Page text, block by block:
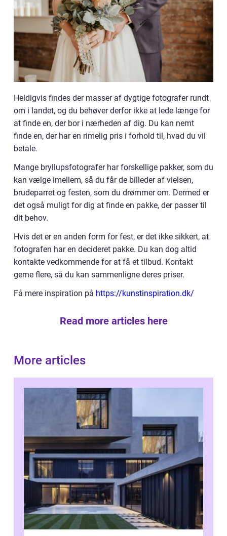
Heldigvis findes der masser af dygtige fotografer rundt
om i landet, og du behøver derfor ikke at lede længe for
at finde en, der bor i nærheden af dig. Du kan nemt
finde en, der har en rimelig pris i forhold til, hvad du vil
betale.
Mange bryllupsfotografer har forskellige pakker, som du
kan vælge imellem, så du får de billeder af vielsen,
brudeparret og festen, som du drømmer om. Dermed er
det også muligt for dig at finde en pakke, der passer til
dit behov.
Hvis det er en anden form for fest, er det ikke sikkert, at
fotografen har en decideret pakke. Du kan dog altid
kontakte vedkommende for at få et tilbud. Kontakt
gerne flere, så du kan sammenligne deres priser.
Få mere inspiration på https://kunstinspiration.dk/
Read more articles here
More articles